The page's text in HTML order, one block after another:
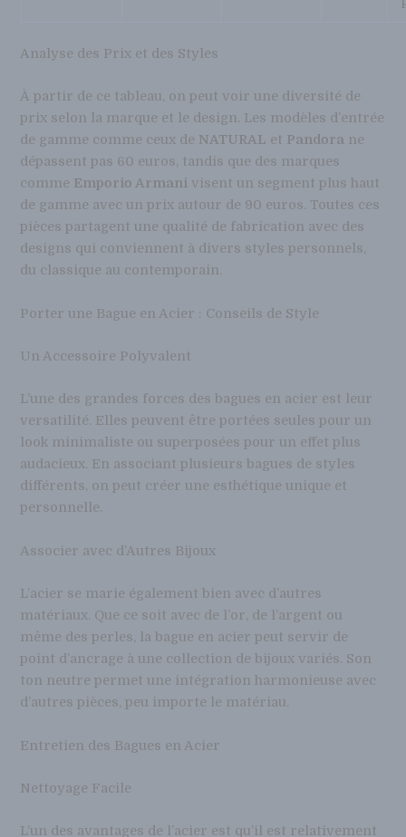
Analyse des Prix et des Styles
À partir de ce tableau, on peut voir une diversité de
prix selon la marque et le design. Les modèles d’entrée
de gamme comme ceux de NATURAL et Pandora ne
dépassent pas 60 euros, tandis que des marques
comme Emporio Armani visent un segment plus haut
de gamme avec un prix autour de 90 euros. Toutes ces
pièces partagent une qualité de fabrication avec des
designs qui conviennent à divers styles personnels,
du classique au contemporain.
Porter une Bague en Acier : Conseils de Style
Un Accessoire Polyvalent
L’une des grandes forces des bagues en acier est leur
versatilité. Elles peuvent être portées seules pour un
look minimaliste ou superposées pour un effet plus
audacieux. En associant plusieurs bagues de styles
différents, on peut créer une esthétique unique et
personnelle.
Associer avec d’Autres Bijoux
L’acier se marie également bien avec d’autres
matériaux. Que ce soit avec de l’or, de l’argent ou
même des perles, la bague en acier peut servir de
point d’ancrage à une collection de bijoux variés. Son
ton neutre permet une intégration harmonieuse avec
d’autres pièces, peu importe le matériau.
Entretien des Bagues en Acier
Nettoyage Facile
L’un des avantages de l’acier est qu’il est relativement